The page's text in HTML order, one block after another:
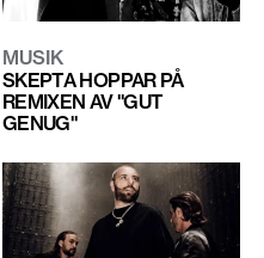
MUSIK
SKEPTA HOPPAR PÅ
REMIXEN AV "GUT
GENUG"